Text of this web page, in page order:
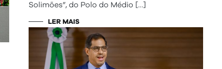
Solimões”, do Polo do Médio […]
LER MAIS